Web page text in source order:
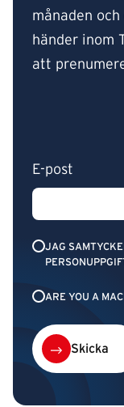
månaden
händer inom
att
E-post
JAG
ARE YOU A
Skicka